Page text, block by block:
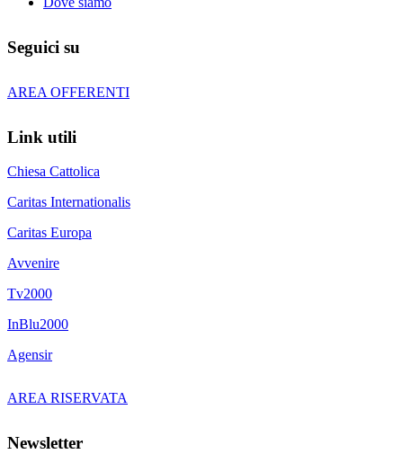
Seguici su
AREA OFFERENTI
Link utili
Chiesa Cattolica
Caritas Internationalis
Caritas Europa
Avvenire
Tv2000
InBlu2000
Agensir
AREA RISERVATA
Newsletter